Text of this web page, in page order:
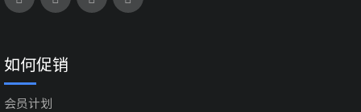
如何促销
会员计划